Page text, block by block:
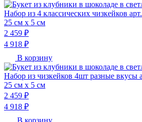
Набор из 4 классических чизкейков
25 см х 5 см
2 459 ₽
4 918 ₽
В корзину
Набор из чизкейков 4шт разные вкусы
25 см х 5 см
2 459 ₽
4 918 ₽
В корзину